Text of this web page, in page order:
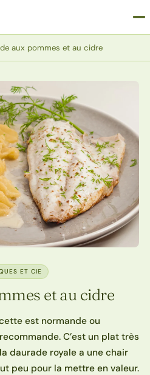
aux pommes et au cidre
ET CIE
et au cidre
est normande ou
C’est un plat très
daurade royale a une chair
peu pour la mettre en valeur.